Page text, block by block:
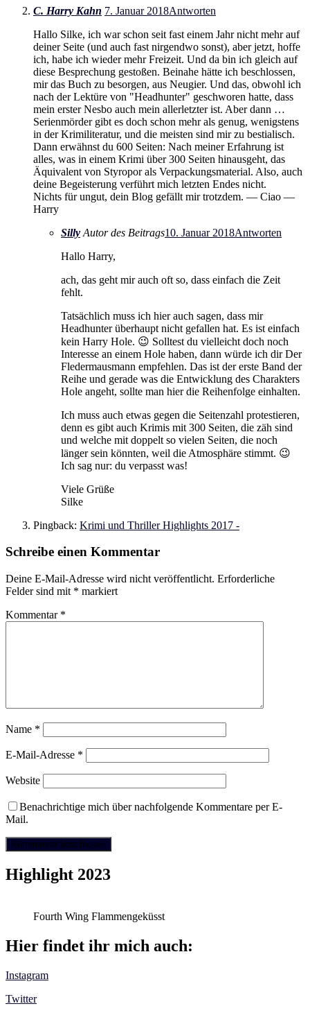
C. Harry Kahn 7. Januar 2018Antworten
Hallo Silke, ich war schon seit fast einem Jahr nicht mehr auf
deiner Seite (und auch fast nirgendwo sonst), aber jetzt, hoffe
ich, habe ich wieder mehr Freizeit. Und da bin ich gleich auf
diese Besprechung gestoßen. Beinahe hätte ich beschlossen,
mir das Buch zu besorgen, aus Neugier. Und das, obwohl ich
nach der Lektüre von "Headhunter" geschworen hatte, dass
mein erster Nesbo auch mein allerletzter ist. Aber dann …
Serienmörder gibt es doch schon mehr als genug, wenigstens
in der Krimiliteratur, und die meisten sind mir zu bestialisch.
Dann erwähnst du 600 Seiten: Nach meiner Erfahrung ist
alles, was in einem Krimi über 300 Seiten hinausgeht, das
Äquivalent von Styropor als Verpackungsmaterial. Also, auch
deine Begeisterung verführt mich letzten Endes nicht.
Nichts für ungut, dein Blog gefällt mir trotzdem. — Ciao —
Harry
Silly Autor des Beitrags10. Januar 2018Antworten
Hallo Harry,
ach, das geht mir auch oft so, dass einfach die Zeit
fehlt.
Tatsächlich muss ich hier auch sagen, dass mir
Headhunter überhaupt nicht gefallen hat. Es ist einfach
kein Harry Hole. 😉 Solltest du vielleicht doch noch
Interesse an einem Hole haben, dann würde ich dir Der
Fledermausmann empfehlen. Das ist der erste Band der
Reihe und gerade was die Entwicklung des Charakters
Hole angeht, sollte man hier die Reihenfolge einhalten.
Ich muss auch etwas gegen die Seitenzahl protestieren,
denn es gibt auch Krimis mit 300 Seiten, die zäh sind
und welche mit doppelt so vielen Seiten, die noch
länger sein könnten, weil die Atmosphäre stimmt. 😉
Ich sag nur: du verpasst was!
Viele Grüße
Silke
Pingback: Krimi und Thriller Highlights 2017 -
Schreibe einen Kommentar
Deine E-Mail-Adresse wird nicht veröffentlicht. Erforderliche
Felder sind mit * markiert
Kommentar *
Name *
E-Mail-Adresse *
Website
Benachrichtige mich über nachfolgende Kommentare per E-
Mail.
Highlight 2023
Fourth Wing Flammengeküsst
Hier findet ihr mich auch:
Instagram
Twitter